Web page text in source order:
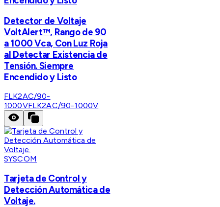
Detector de Voltaje
VoltAlert™, Rango de 90
a 1000 Vca, Con Luz Roja
al Detectar Existencia de
Tensión. Siempre
Encendido y Listo
FLK2AC/90-
1000VFLK2AC/90-1000V
SYSCOM
Tarjeta de Control y
Detección Automática de
Voltaje.